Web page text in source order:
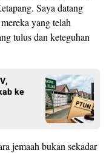
Saya datang
yang telah
tulus dan keteguhan
ke
jemaah bukan sekadar